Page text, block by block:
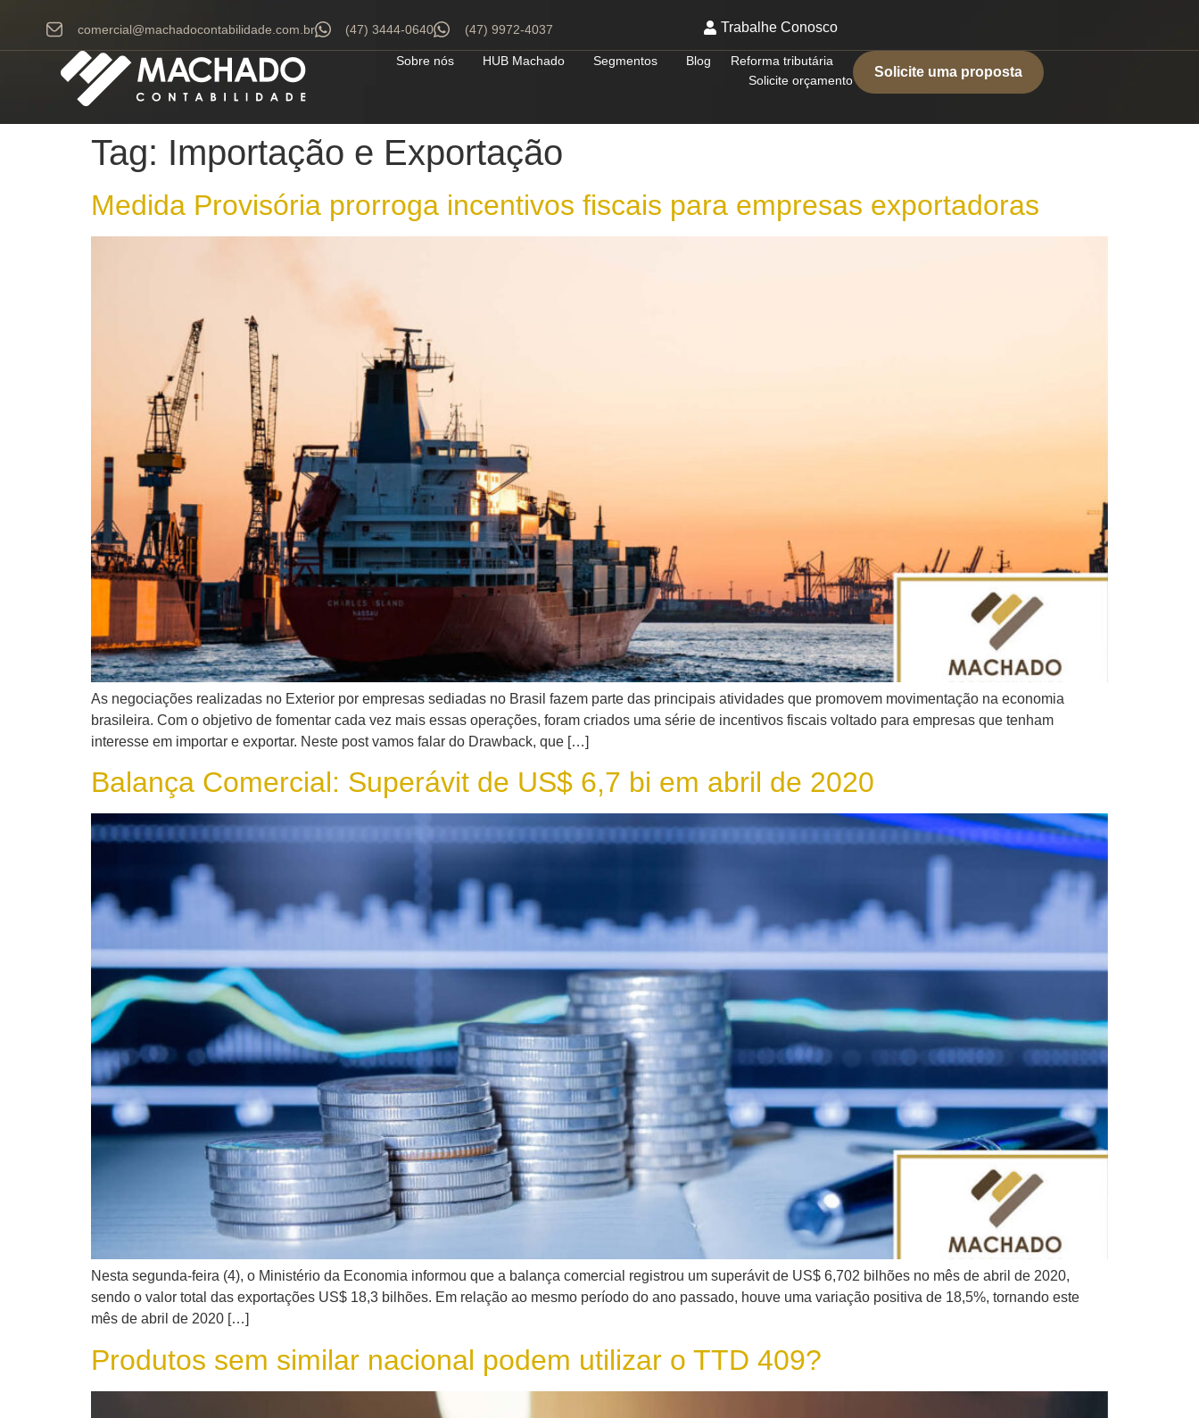
comercial@machadocontabilidade.com.br (47) 3444-0640 (47) 9972-4037 Trabalhe Conosco
Sobre nós HUB Machado Segmentos Blog
Reforma tributária
Solicite orçamento
Solicite uma proposta
Tag: Importação e Exportação
Medida Provisória prorroga incentivos fiscais para empresas exportadoras
As negociações realizadas no Exterior por empresas sediadas no Brasil fazem parte das principais atividades que promovem movimentação na economia
brasileira. Com o objetivo de fomentar cada vez mais essas operações, foram criados uma série de incentivos fiscais voltado para empresas que tenham
interesse em importar e exportar. Neste post vamos falar do Drawback, que […]
Balança Comercial: Superávit de US$ 6,7 bi em abril de 2020
Nesta segunda-feira (4), o Ministério da Economia informou que a balança comercial registrou um superávit de US$ 6,702 bilhões no mês de abril de 2020,
sendo o valor total das exportações US$ 18,3 bilhões. Em relação ao mesmo período do ano passado, houve uma variação positiva de 18,5%, tornando este
mês de abril de 2020 […]
Produtos sem similar nacional podem utilizar o TTD 409?